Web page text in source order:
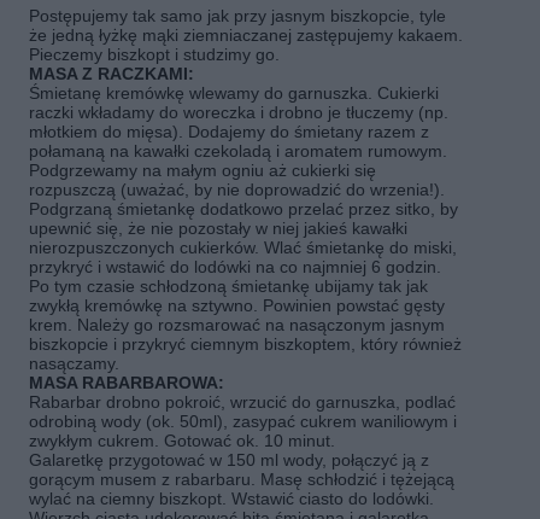
Postępujemy tak samo jak przy jasnym biszkopcie, tyle
że jedną łyżkę mąki ziemniaczanej zastępujemy kakaem.
Pieczemy biszkopt i studzimy go.
MASA Z RACZKAMI:
Śmietanę kremówkę wlewamy do garnuszka. Cukierki
raczki wkładamy do woreczka i drobno je tłuczemy (np.
młotkiem do mięsa). Dodajemy do śmietany razem z
połamaną na kawałki czekoladą i aromatem rumowym.
Podgrzewamy na małym ogniu aż cukierki się
rozpuszczą (uważać, by nie doprowadzić do wrzenia!).
Podgrzaną śmietankę dodatkowo przelać przez sitko, by
upewnić się, że nie pozostały w niej jakieś kawałki
nierozpuszczonych cukierków. Wlać śmietankę do miski,
przykryć i wstawić do lodówki na co najmniej 6 godzin.
Po tym czasie schłodzoną śmietankę ubijamy tak jak
zwykłą kremówkę na sztywno. Powinien powstać gęsty
krem. Należy go rozsmarować na nasączonym jasnym
biszkopcie i przykryć ciemnym biszkoptem, który również
nasączamy.
MASA RABARBAROWA:
Rabarbar drobno pokroić, wrzucić do garnuszka, podlać
odrobiną wody (ok. 50ml), zasypać cukrem waniliowym i
zwykłym cukrem. Gotować ok. 10 minut.
Galaretkę przygotować w 150 ml wody, połączyć ją z
gorącym musem z rabarbaru. Masę schłodzić i tężejącą
wylać na ciemny biszkopt. Wstawić ciasto do lodówki.